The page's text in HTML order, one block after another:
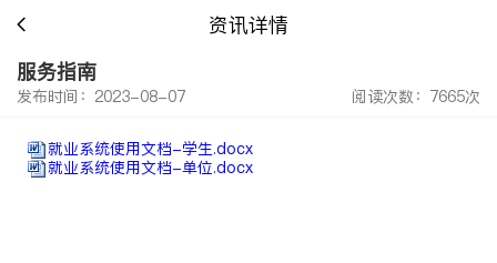
资讯详情
服务指南
发布时间：2023-08-07 阅读次数：7665次
就业系统使用文档-学生.docx
就业系统使用文档-单位.docx